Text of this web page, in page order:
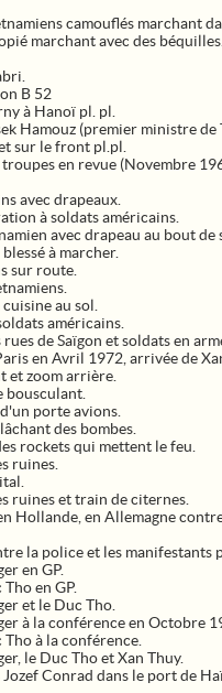
camouflés marchant
marchant avec des béquilles.
B 52
à Hanoï pl. pl.
Hamouz (premier ministre de
sur le front pl.pl.
en revue (Novembre
avec drapeaux.
à soldats américains.
avec drapeau au bout de
à marcher.
sur route.
au sol.
américains.
de Saïgon et soldats en
en Avril 1972, arrivée de
et zoom arrière.
bousculant.
porte avions.
des bombes.
rockets qui mettent le feu.
ruines.
ruines et train de citernes.
Hollande, en Allemagne
la police et les manifestants
en GP.
en GP.
et le Duc Tho.
à la conférence en Octobre
à la conférence.
le Duc Tho et Xan Thuy.
Conrad dans le port de